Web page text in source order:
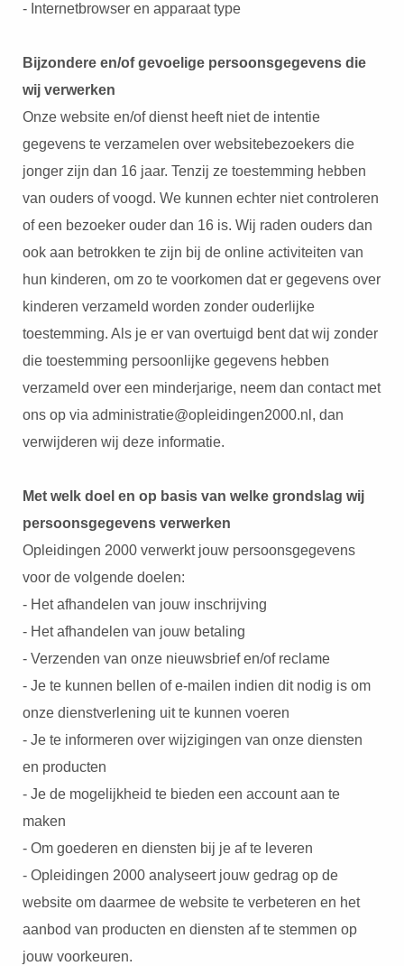
- Internetbrowser en apparaat type
Bijzondere en/of gevoelige persoonsgegevens die
wij verwerken
Onze website en/of dienst heeft niet de intentie
gegevens te verzamelen over websitebezoekers die
jonger zijn dan 16 jaar. Tenzij ze toestemming hebben
van ouders of voogd. We kunnen echter niet controleren
of een bezoeker ouder dan 16 is. Wij raden ouders dan
ook aan betrokken te zijn bij de online activiteiten van
hun kinderen, om zo te voorkomen dat er gegevens over
kinderen verzameld worden zonder ouderlijke
toestemming. Als je er van overtuigd bent dat wij zonder
die toestemming persoonlijke gegevens hebben
verzameld over een minderjarige, neem dan contact met
ons op via administratie@opleidingen2000.nl, dan
verwijderen wij deze informatie.
Met welk doel en op basis van welke grondslag wij
persoonsgegevens verwerken
Opleidingen 2000 verwerkt jouw persoonsgegevens
voor de volgende doelen:
- Het afhandelen van jouw inschrijving
- Het afhandelen van jouw betaling
- Verzenden van onze nieuwsbrief en/of reclame
- Je te kunnen bellen of e-mailen indien dit nodig is om
onze dienstverlening uit te kunnen voeren
- Je te informeren over wijzigingen van onze diensten
en producten
- Je de mogelijkheid te bieden een account aan te
maken
- Om goederen en diensten bij je af te leveren
- Opleidingen 2000 analyseert jouw gedrag op de
website om daarmee de website te verbeteren en het
aanbod van producten en diensten af te stemmen op
jouw voorkeuren.